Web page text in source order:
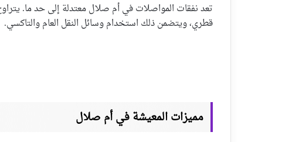
قطري، ويتضمن ذلك استخدام وسائل النقل العام والتاكسي.
مميزات المعيشة في أم صلال